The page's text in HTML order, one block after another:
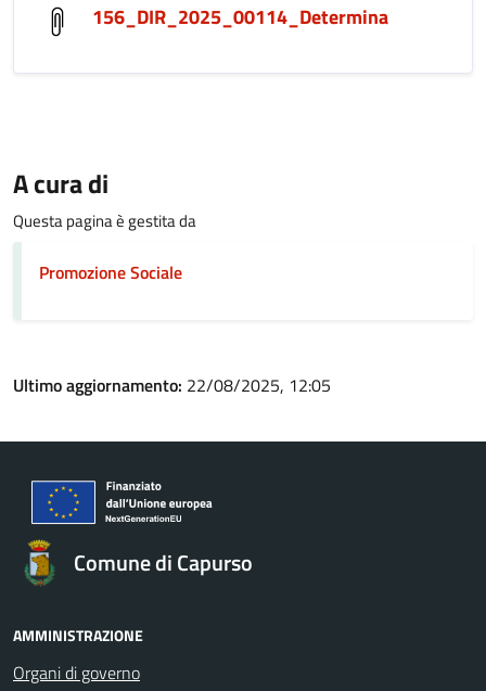
156_DIR_2025_00114_Determina
A cura di
Questa pagina è gestita da
Promozione Sociale
Ultimo aggiornamento: 22/08/2025, 12:05
Comune di Capurso
AMMINISTRAZIONE
Organi di governo